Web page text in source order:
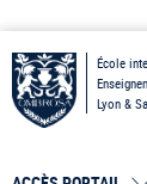
École
Lyon &